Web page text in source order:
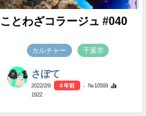
ことわざコラージュ #040
カルチャー 千葉市
さぽて
2022/2/8 4 年前
- №10569
1922